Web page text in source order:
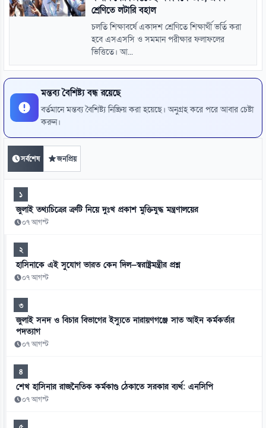
শ্রেণিতে লটারি বহাল
চলতি শিক্ষাবর্ষে একাদশ শ্রেণিতে শিক্ষার্থী ভর্তি করা
হবে এসএসসি ও সমমান পরীক্ষার ফলাফলের
ভিত্তিতে। আ...
মন্তব্য বৈশিষ্ট্য বন্ধ রয়েছে
বর্তমানে মন্তব্য বৈশিষ্ট্য নিষ্ক্রিয় করা হয়েছে। অনুগ্রহ করে পরে আবার চেষ্টা
করুন।
সর্বশেষ জনপ্রিয়
১
জুলাই তথ্যচিত্রের ত্রুটি নিয়ে দুঃখ প্রকাশ মুক্তিযুদ্ধ মন্ত্রণালয়ের
০৭ আগস্ট
২
হাসিনাকে এই সুযোগ ভারত কেন দিল—স্বরাষ্ট্রমন্ত্রীর প্রশ্ন
০৭ আগস্ট
৩
জুলাই সনদ ও বিচার বিভাগের ইস্যুতে নারায়ণগঞ্জে সাত আইন কর্মকর্তার
পদত্যাগ
০৭ আগস্ট
৪
শেখ হাসিনার রাজনৈতিক কর্মকাণ্ড ঠেকাতে সরকার ব্যর্থ: এনসিপি
০৭ আগস্ট